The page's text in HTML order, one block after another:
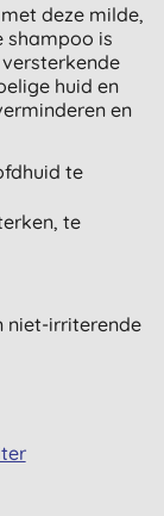
deze milde,
shampoo is
huid en
en
te
te
niet-irriterende